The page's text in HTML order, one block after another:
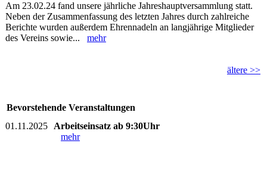
Am 23.02.24 fand unsere jährliche Jahreshauptversammlung statt.
Neben der Zusammenfassung des letzten Jahres durch zahlreiche
Berichte wurden außerdem Ehrennadeln an langjährige Mitglieder
des Vereins sowie... mehr
ältere >>
Bevorstehende Veranstaltungen
01.11.2025
Arbeitseinsatz ab 9:30Uhr
mehr